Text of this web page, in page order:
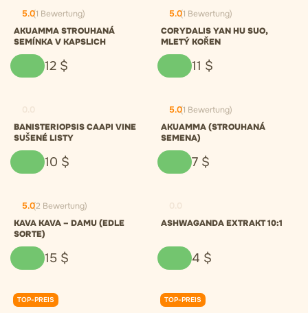
5.0(1 Bewertung)
AKUAMMA STROUHANÁ
SEMÍNKA V KAPSLICH
12 $
5.0(1 Bewertung)
CORYDALIS YAN HU SUO,
MLETÝ KOŘEN
11 $
BANISTERIOPSIS CAAPI VINE
SUŠENÉ LISTY
10 $
5.0(1 Bewertung)
AKUAMMA (STROUHANÁ
SEMENA)
7 $
5.0(2 Bewertung)
KAVA KAVA – DAMU (EDLE
SORTE)
15 $
ASHWAGANDA EXTRAKT 10:1
4 $
TOP-PREIS
0.0
TOP-PREIS
0.0